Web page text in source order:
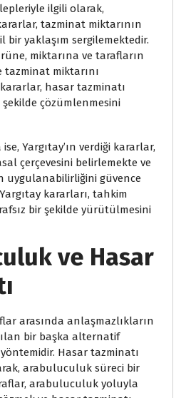
ilgili olarak,
tazminat miktarının
bir yaklaşım sergilemektedir.
miktarına ve tarafların
tazminat miktarını
hasar tazminatı
çözümlenmesini
Yargıtay’ın verdiği kararlar,
çerçevesini belirlemekte ve
uygulanabilirliğini güvence
kararları, tahkim
bir şekilde yürütülmesini
ve Hasar
arasında anlaşmazlıkların
bir başka alternatif
Hasar tazminatı
arabuluculuk süreci bir
arabuluculuk yoluyla